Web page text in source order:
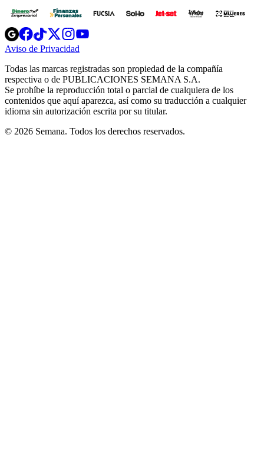
Opens
in
new
Opens
in
new
Opens
in
new
window
Opens
new
windowwindow
Aviso de Privacidad
new
window
Todas las marcas registradas son propiedad de la compañía
respectiva o de PUBLICACIONES SEMANA S.A.
Se prohíbe la reproducción total o parcial de cualquiera de los
contenidos que aquí aparezca, así como su traducción a cualquier
idioma sin autorización escrita por su titular.
© 2026 Semana. Todos los derechos reservados.